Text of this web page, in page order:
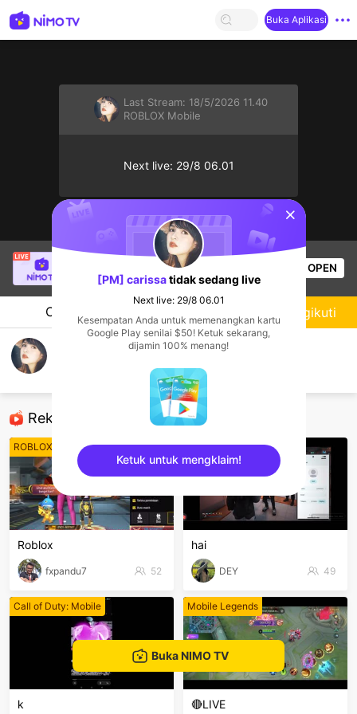
Buka Aplikasi
Last Stream: 18/5/2026 11.40
ROBLOX Mobile
Next live: 29/8 06.01
SBTC Clearsedang siaran langsung!
League of Legends
3.2k Penonton OPEN
Chat
Rekomendasi
ROBLOX Mobile
Roblox
fxpandu7 52
ROBLOX Mobile
hai
DEY 49
Call of Duty: Mobile
k
Mobile Legends
🔴LIVE
Mengikuti
Buka NIMO TV
sentinelStart
[PM] carissatidak sedang live
Next live: 29/8 06.01
Kesempatan Anda untuk memenangkan kartu
Google Play senilai $50! Ketuk sekarang,
dijamin 100% menang!
Ketuk untuk mengklaim!
sentinelEnd